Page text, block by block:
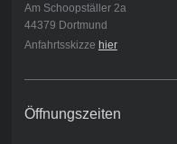
Am Schoopställer 2a
44379 Dortmund
Anfahrtsskizze hier
Öffnungszeiten